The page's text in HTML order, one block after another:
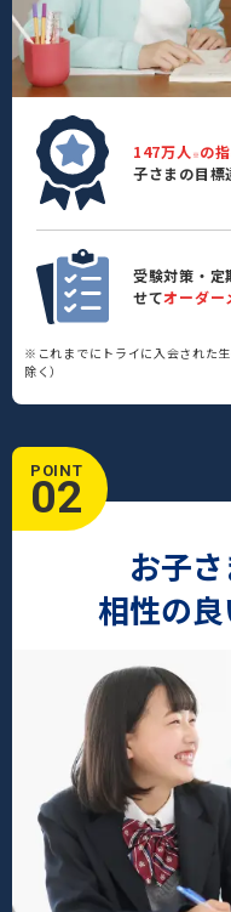
147万人 ※ の
子さまの目標
受験対策・定
せてオーダー
※これまでにトライに入会された
除く）
POINT
02
お子
相性の